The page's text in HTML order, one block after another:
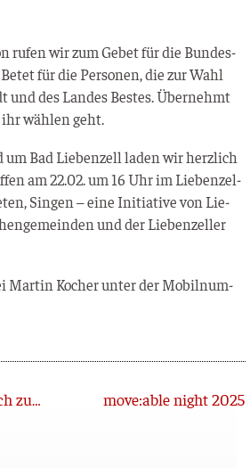
rufen wir zum Gebet für die Bun­des­
für die Per­so­nen, die zur Wahl
und des Lan­des Bes­tes. Über­nehmt
wäh­len geht.
um Bad Lie­ben­zell laden wir herz­lich
am 22.02. um 16 Uhr im Lie­ben­zel­
Sin­gen – eine Initia­ti­ve von Lie­
und der Lie­ben­zel­ler
Mar­tin Kocher unter der Mobil­num­
Jugendliche treffen sich zum Beten move:able night 2025